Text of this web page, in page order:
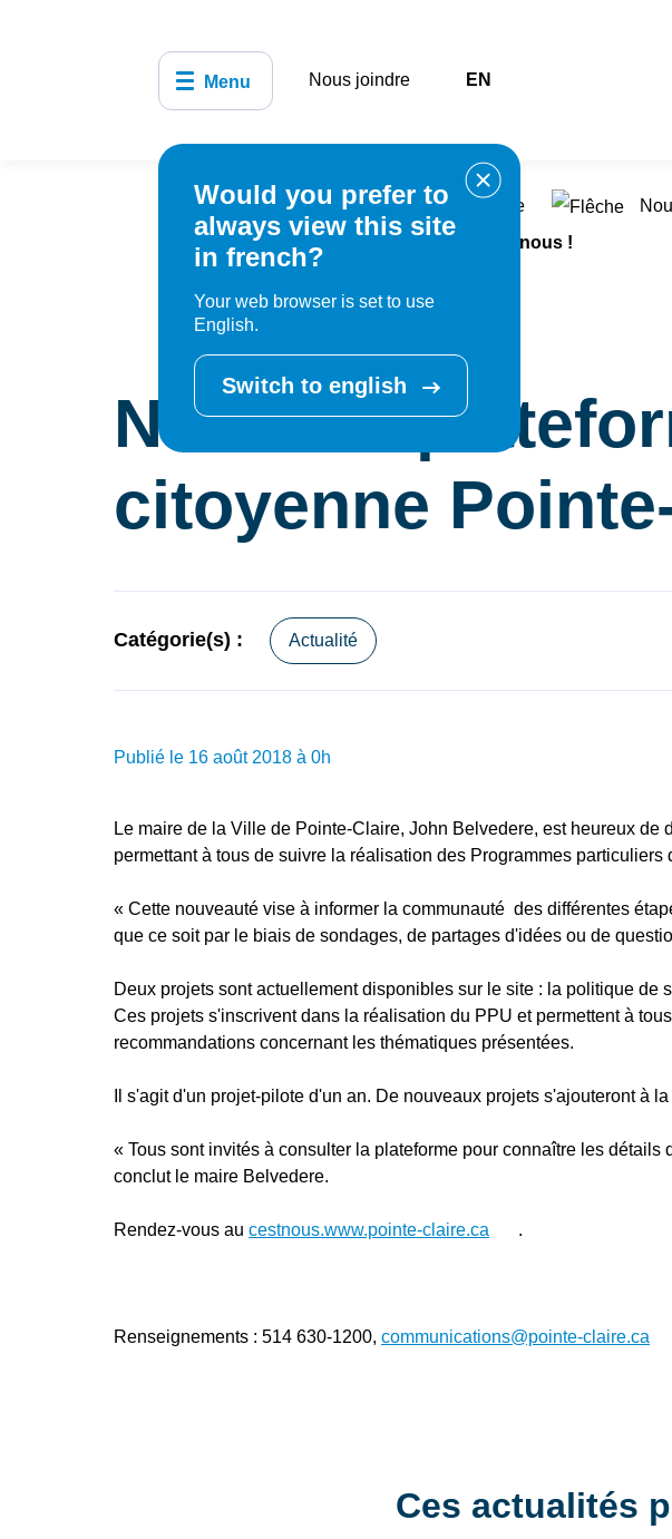
Menu Nous joindre EN
Would you prefer to
always view this site
in french?
Your web browser is set to use
English.
Switch to english
Accueil Organisation municipale
consultation citoyenne Pointe-Claire, c'est nous !
Nouvelle
citoyenne
Catégorie(s) : Actualité
Publié le 16 août 2018 à 0h
Le maire de la Ville de Pointe-Claire, John Belvedere, est heureux
permettant à tous de suivre la réalisation des Programmes
« Cette nouveauté vise à informer la communauté des différentes
que ce soit par le biais de sondages, de partages d'idées ou de
Deux projets sont actuellement disponibles sur le site : la politique
Ces projets s'inscrivent dans la réalisation du PPU et permettent à
recommandations concernant les thématiques présentées.
Il s'agit d'un projet-pilote d'un an. De nouveaux projets s'ajouteront à
« Tous sont invités à consulter la plateforme pour connaître les
conclut le maire Belvedere.
Rendez-vous au cestnous.www.pointe-claire.ca .
Renseignements : 514 630-1200, communications@pointe-claire.ca
Ces actualités